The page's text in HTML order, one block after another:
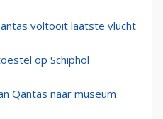
voltooit laatste vlucht
op Schiphol
Qantas naar museum